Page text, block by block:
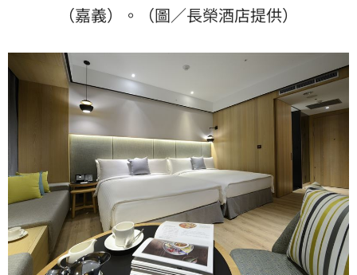
（嘉義）。（圖／長榮酒店提供）